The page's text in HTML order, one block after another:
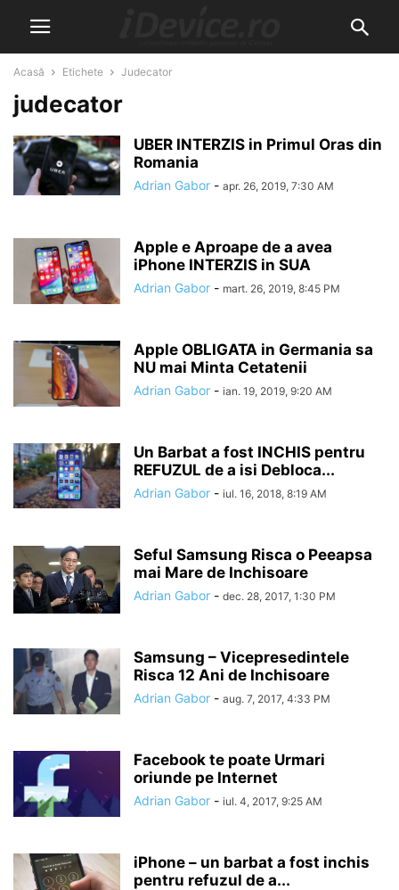
Acasă Etichete Judecator
judecator
UBER INTERZIS in Primul Oras din
Romania
Adrian Gabor - apr. 26, 2019, 7:30 AM
Apple e Aproape de a avea
iPhone INTERZIS in SUA
Adrian Gabor - mart. 26, 2019, 8:45 PM
Apple OBLIGATA in Germania sa
NU mai Minta Cetatenii
Adrian Gabor - ian. 19, 2019, 9:20 AM
Un Barbat a fost INCHIS pentru
REFUZUL de a isi Debloca...
Adrian Gabor - iul. 16, 2018, 8:19 AM
Seful Samsung Risca o Peeapsa
mai Mare de Inchisoare
Adrian Gabor - dec. 28, 2017, 1:30 PM
Samsung – Vicepresedintele
Risca 12 Ani de Inchisoare
Adrian Gabor - aug. 7, 2017, 4:33 PM
Facebook te poate Urmari
oriunde pe Internet
Adrian Gabor - iul. 4, 2017, 9:25 AM
iPhone – un barbat a fost inchis
pentru refuzul de a...